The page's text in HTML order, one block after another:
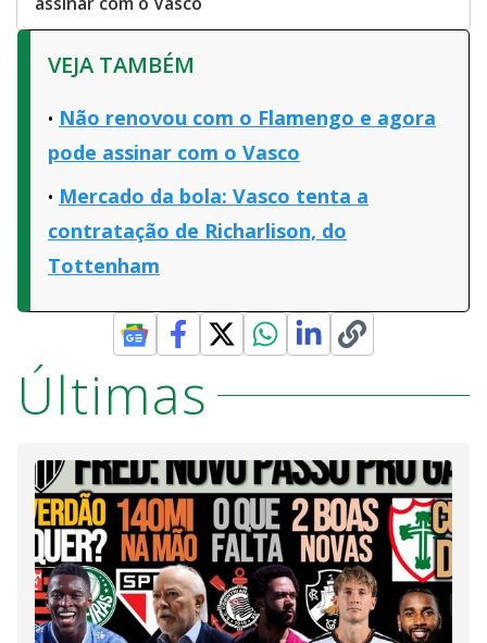
VEJA TAMBÉM
Não renovou com o Flamengo e agora
pode assinar com o Vasco
Mercado da bola: Vasco tenta a
contratação de Richarlison, do
Tottenham
Últimas